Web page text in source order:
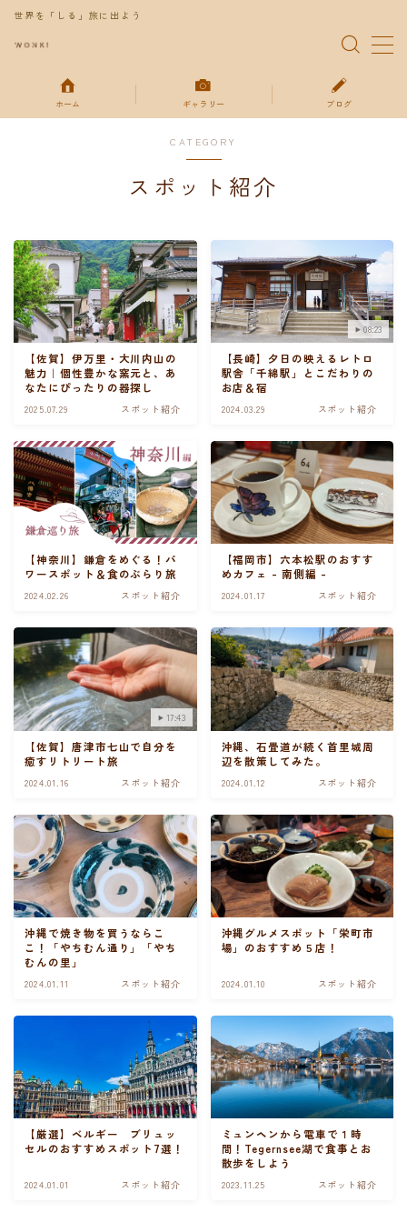
世界を「しる」旅に出よう
お得な情報
お問い合わせ
プライバシーポリシー
ホーム ギャラリー ブログ
CATEGORY
スポット紹介
【佐賀】伊万里・大川内山の
魅力｜個性豊かな窯元と、あ
なたにぴったりの器探し
2025.07.29 スポット紹介
08:23
【長崎】夕日の映えるレトロ
駅舎「千綿駅」とこだわりの
お店＆宿
2024.03.29 スポット紹介
【神奈川】鎌倉をめぐる！パ
ワースポット＆食のぶらり旅
2024.02.26 スポット紹介
【福岡市】六本松駅のおすす
めカフェ - 南側編 -
2024.01.17 スポット紹介
17:43
【佐賀】唐津市七山で自分を
癒すリトリート旅
2024.01.16 スポット紹介
沖縄、石畳道が続く首里城周
辺を散策してみた。
2024.01.12 スポット紹介
沖縄で焼き物を買うならこ
こ！「やちむん通り」「やち
むんの里」
2024.01.11 スポット紹介
沖縄グルメスポット「栄町市
場」のおすすめ５店！
2024.01.10 スポット紹介
【厳選】ベルギー ブリュッ
セルのおすすめスポット7選！
2024.01.01 スポット紹介
ミュンヘンから電車で１時
間！Tegernsee湖で食事とお
散歩をしよう
2023.11.25 スポット紹介